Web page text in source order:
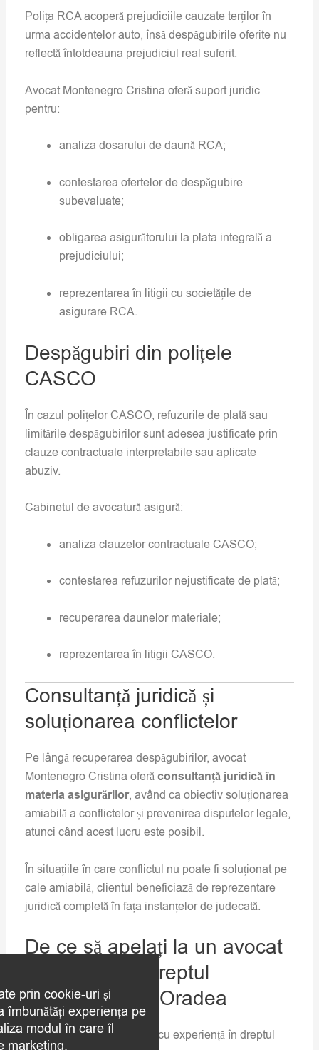
Polița RCA acoperă prejudiciile cauzate terților în
urma accidentelor auto, însă despăgubirile oferite nu
reflectă întotdeauna prejudiciul real suferit.
Avocat Montenegro Cristina oferă suport juridic
pentru:
analiza dosarului de daună RCA;
contestarea ofertelor de despăgubire
subevaluate;
obligarea asigurătorului la plata integrală a
prejudiciului;
reprezentarea în litigii cu societățile de
asigurare RCA.
Despăgubiri din polițele
CASCO
În cazul polițelor CASCO, refuzurile de plată sau
limitările despăgubirilor sunt adesea justificate prin
clauze contractuale interpretabile sau aplicate
abuziv.
Cabinetul de avocatură asigură:
analiza clauzelor contractuale CASCO;
contestarea refuzurilor nejustificate de plată;
recuperarea daunelor materiale;
reprezentarea în litigii CASCO.
Consultanță juridică și
soluționarea conflictelor
Pe lângă recuperarea despăgubirilor, avocat
Montenegro Cristina oferăconsultanță juridică în
materia asigurărilor, având ca obiectiv soluționarea
amiabilă a conflictelor și prevenirea disputelor legale,
atunci când acest lucru este posibil.
În situațiile în care conflictul nu poate fi soluționat pe
cale amiabilă, clientul beneficiază de reprezentare
juridică completă în fața instanțelor de judecată.
De ce să apelați la un avocat
specializat în dreptul
asigurărilor din Oradea
Colaborarea cu un avocat cu experiență în dreptul
prin cookie-uri și
îmbunătăți experiența pe
modul în care îl
marketing.